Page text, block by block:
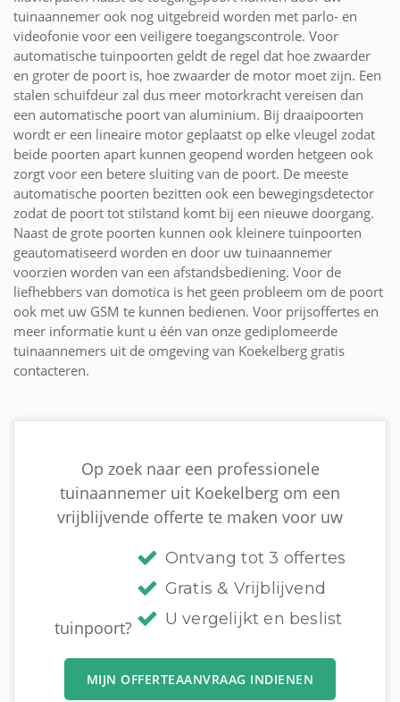
tuinaannemer ook nog uitgebreid worden met parlo- en
videofonie voor een veiligere toegangscontrole. Voor
automatische tuinpoorten geldt de regel dat hoe zwaarder
en groter de poort is, hoe zwaarder de motor moet zijn. Een
stalen schuifdeur zal dus meer motorkracht vereisen dan
een automatische poort van aluminium. Bij draaipoorten
wordt er een lineaire motor geplaatst op elke vleugel zodat
beide poorten apart kunnen geopend worden hetgeen ook
zorgt voor een betere sluiting van de poort. De meeste
automatische poorten bezitten ook een bewegingsdetector
zodat de poort tot stilstand komt bij een nieuwe doorgang.
Naast de grote poorten kunnen ook kleinere tuinpoorten
geautomatiseerd worden en door uw tuinaannemer
voorzien worden van een afstandsbediening. Voor de
liefhebbers van domotica is het geen probleem om de poort
ook met uw GSM te kunnen bedienen. Voor prijsoffertes en
meer informatie kunt u één van onze gediplomeerde
tuinaannemers uit de omgeving van Koekelberg gratis
contacteren.
Op zoek naar een professionele
tuinaannemer uit Koekelberg om een
vrijblijvende offerte te maken voor uw
tuinpoort?
Ontvang tot 3 offertes
Gratis & Vrijblijvend
U vergelijkt en beslist
MIJN OFFERTEAANVRAAG INDIENEN